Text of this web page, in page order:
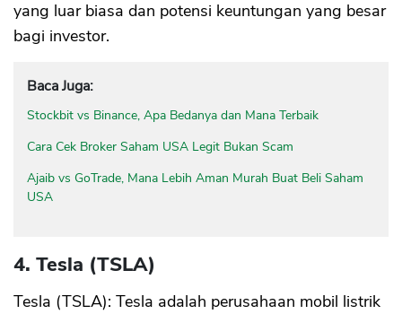
yang luar biasa dan potensi keuntungan yang besar
bagi investor.
Baca Juga:
Stockbit vs Binance, Apa Bedanya dan Mana Terbaik
Cara Cek Broker Saham USA Legit Bukan Scam
Ajaib vs GoTrade, Mana Lebih Aman Murah Buat Beli Saham
USA
4. Tesla (TSLA)
Tesla (TSLA): Tesla adalah perusahaan mobil listrik